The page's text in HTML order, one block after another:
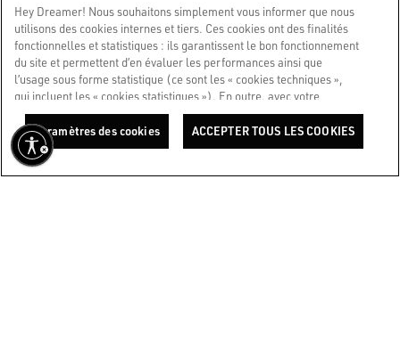
ENTREPRISE
GOLDEN WORLD
Vous utilisez un lecteur d’écran et vous rencontrez des difficultés ?
Contactez-nous
Hey Dreamer! Nous souhaitons simplement vous informer que nous
utilisons des cookies internes et tiers. Ces cookies ont des finalités
fonctionnelles et statistiques : ils garantissent le bon fonctionnement
du site et permettent d’en évaluer les performances ainsi que
l’usage sous forme statistique (ce sont les « cookies techniques »,
qui incluent les « cookies statistiques »). En outre, avec votre
consentement uniquement, nous utilisons également des cookies à
des fins marketing et de profilage. Ils nous aident à améliorer votre
expérience Golden, en la personnalisant grâce à un contenu unique,
adapté à vos centres d’intérêt et à vos préférences. En cliquant sur
« Accepter tous les cookies », vous consentez à l’utilisation de
Paramètres des cookies ACCEPTER TOUS LES COOKIES